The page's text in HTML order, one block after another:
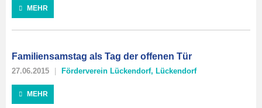
MEHR
Familiensamstag als Tag der offenen Tür
27.06.2015 Förderverein Lückendorf, Lückendorf
MEHR